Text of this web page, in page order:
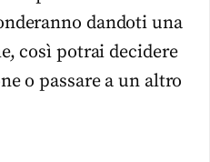
dandoti una
così potrai decidere
o passare a un altro